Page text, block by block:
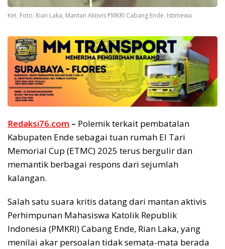
Ket. Foto: Rian Laka, Mantan Aktivis PMKRI Cabang Ende. Istimewa
Redaksi76.com – Polemik terkait pembatalan
Kabupaten Ende sebagai tuan rumah El Tari
Memorial Cup (ETMC) 2025 terus bergulir dan
memantik berbagai respons dari sejumlah
kalangan.
Salah satu suara kritis datang dari mantan aktivis
Perhimpunan Mahasiswa Katolik Republik
Indonesia (PMKRI) Cabang Ende, Rian Laka, yang
menilai akar persoalan tidak semata-mata berada